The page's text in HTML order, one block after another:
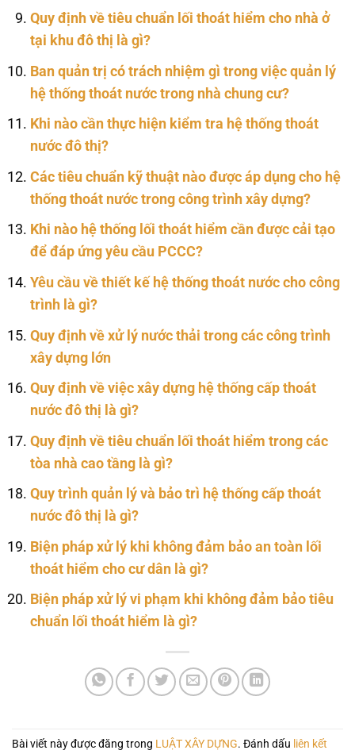
Quy định về tiêu chuẩn lối thoát hiểm cho nhà ở
tại khu đô thị là gì?
Ban quản trị có trách nhiệm gì trong việc quản lý
hệ thống thoát nước trong nhà chung cư?
Khi nào cần thực hiện kiểm tra hệ thống thoát
nước đô thị?
Các tiêu chuẩn kỹ thuật nào được áp dụng cho hệ
thống thoát nước trong công trình xây dựng?
Khi nào hệ thống lối thoát hiểm cần được cải tạo
để đáp ứng yêu cầu PCCC?
Yêu cầu về thiết kế hệ thống thoát nước cho công
trình là gì?
Quy định về xử lý nước thải trong các công trình
xây dựng lớn
Quy định về việc xây dựng hệ thống cấp thoát
nước đô thị là gì?
Quy định về tiêu chuẩn lối thoát hiểm trong các
tòa nhà cao tầng là gì?
Quy trình quản lý và bảo trì hệ thống cấp thoát
nước đô thị là gì?
Biện pháp xử lý khi không đảm bảo an toàn lối
thoát hiểm cho cư dân là gì?
Biện pháp xử lý vi phạm khi không đảm bảo tiêu
chuẩn lối thoát hiểm là gì?
Bài viết này được đăng trong LUẬT XÂY DỰNG. Đánh dấu liên kết